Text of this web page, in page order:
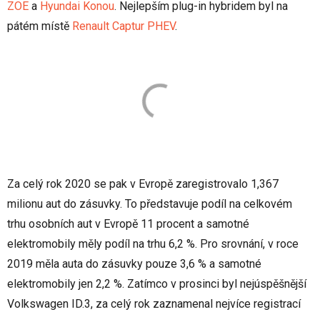
ZOE a Hyundai Konou. Nejlepším plug-in hybridem byl na
pátém místě Renault Captur PHEV.
Za celý rok 2020 se pak v Evropě zaregistrovalo 1,367
milionu aut do zásuvky. To představuje podíl na celkovém
trhu osobních aut v Evropě 11 procent a samotné
elektromobily měly podíl na trhu 6,2 %. Pro srovnání, v roce
2019 měla auta do zásuvky pouze 3,6 % a samotné
elektromobily jen 2,2 %. Zatímco v prosinci byl nejúspěšnější
Volkswagen ID.3, za celý rok zaznamenal nejvíce registrací